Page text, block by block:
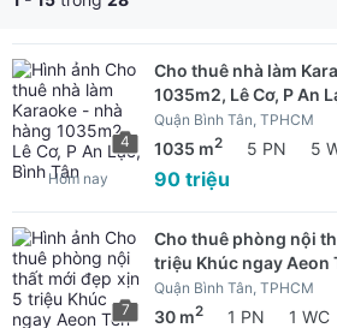
4
Cho thuê nhà làm
1035m2, Lê Cơ, P An
Quận Bình Tân, TPHCM
1035 m2 5 PN 5
90 triệu
Hôm nay
7
Cho thuê phòng nội
triệu Khúc ngay Aeon
Quận Bình Tân, TPHCM
30 m2 1 PN 1 WC